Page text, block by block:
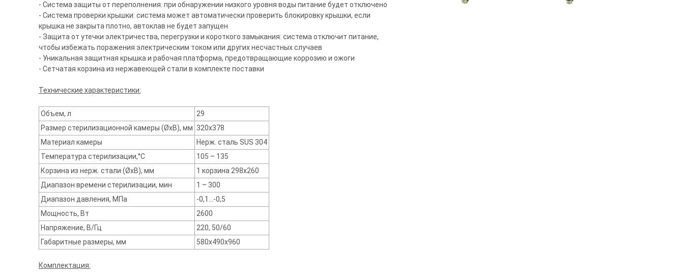
- Система защиты от переполнения: при обнаружении низкого уровня воды питание будет отключено
- Система проверки крышки: система может автоматически проверить блокировку крышки, если
крышка не закрыта плотно, автоклав не будет запущен
- Защита от утечки электричества, перегрузки и короткого замыкания: система отключит питание,
чтобы избежать поражения электрическим током или других несчастных случаев
- Уникальная защитная крышка и рабочая платформа, предотвращающие коррозию и ожоги
- Сетчатая корзина из нержавеющей стали в комплекте поставки
Технические характеристики:
Объем, л
29
Размер стерилизационной камеры (ØхВ), мм 320х378
Материал камеры
Нерж. сталь SUS 304
Температура стерилизации,°С
105 – 135
Корзина из нерж. стали (ØхВ), мм
1 корзина 298х260
Диапазон времени стерилизации, мин
1 – 300
Диапазон давления, МПа
-0,1…-0,5
Мощность, Вт
2600
Напряжение, В/Гц
220, 50/60
Габаритные размеры, мм
580х490х960
Комплектация: